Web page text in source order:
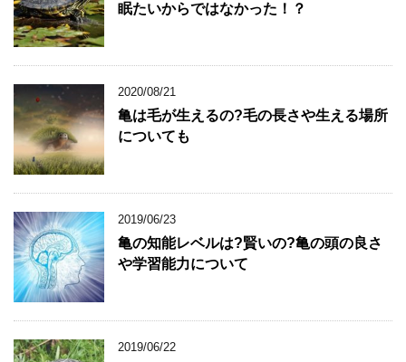
眠たいからではなかった！？
2020/08/21
亀は毛が生えるの?毛の長さや生える場所
についても
2019/06/23
亀の知能レベルは?賢いの?亀の頭の良さ
や学習能力について
2019/06/22